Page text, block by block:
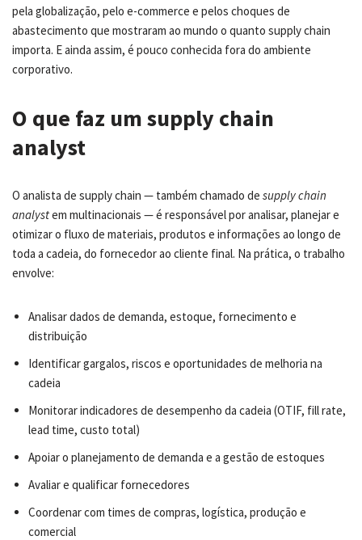
pela globalização, pelo e-commerce e pelos choques de
abastecimento que mostraram ao mundo o quanto supply chain
importa. E ainda assim, é pouco conhecida fora do ambiente
corporativo.
O que faz um supply chain
analyst
O analista de supply chain — também chamado de supply chain
analystem multinacionais — é responsável por analisar, planejar e
otimizar o fluxo de materiais, produtos e informações ao longo de
toda a cadeia, do fornecedor ao cliente final. Na prática, o trabalho
envolve:
Analisar dados de demanda, estoque, fornecimento e
distribuição
Identificar gargalos, riscos e oportunidades de melhoria na
cadeia
Monitorar indicadores de desempenho da cadeia (OTIF, fill rate,
lead time, custo total)
Apoiar o planejamento de demanda e a gestão de estoques
Avaliar e qualificar fornecedores
Coordenar com times de compras, logística, produção e
comercial